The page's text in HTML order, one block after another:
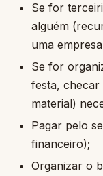
Se for
alguém
uma
Se for
festa, checar
material)
Pagar pelo
financeiro);
Organizar o